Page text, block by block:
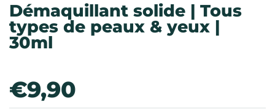
Démaquillant solide | Tous
types de peaux & yeux |
30ml
Prix:
€9,90